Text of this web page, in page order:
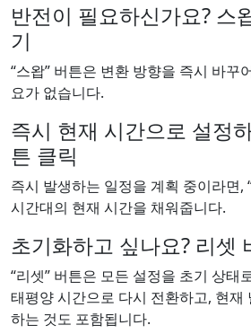
반전이 필요하신가요? 스
기
“스왑” 버튼은 변환 방향을 즉시 바꾸
요가 없습니다.
즉시 현재 시간으로 설정하
튼 클릭
즉시 발생하는 일정을 계획 중이라면,
시간대의 현재 시간을 채워줍니다.
초기화하고 싶나요? 리셋
“리셋” 버튼은 모든 설정을 초기 상태
태평양 시간으로 다시 전환하고, 현재
하는 것도 포함됩니다.